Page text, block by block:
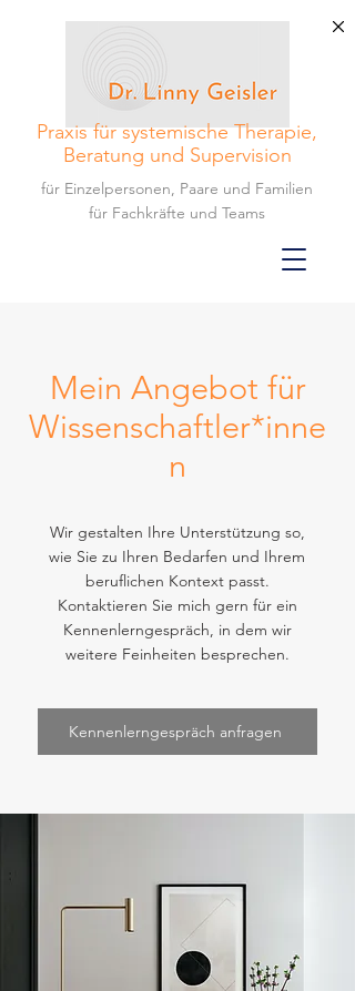
Praxis für systemische Therapie,
Beratung und Supervision
für Einzelpersonen, Paare und Familien
für Fachkräfte und Teams
Mein Angebot für
Wissenschaftler*inne
n
Wir gestalten Ihre Unterstützung so,
wie Sie zu Ihren Bedarfen und Ihrem
beruflichen Kontext passt.
Kontaktieren Sie mich gern für ein
Kennenlerngespräch, in dem wir
weitere Feinheiten besprechen.
Kennenlerngespräch anfragen